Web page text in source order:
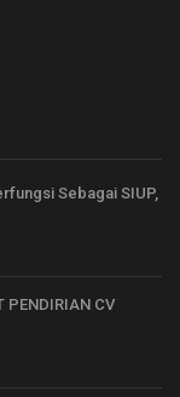
Sebagai SIUP,
PENDIRIAN CV